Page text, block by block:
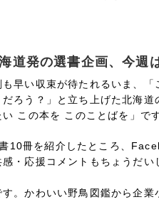
道発の選書企画、今週
早い収束が待たれるいま、
ろう？」と立ち上げた北海
この本を このことばを」で
10冊を紹介したところ、
・応援コメントもちょうだ
。かわいい野鳥図鑑から企